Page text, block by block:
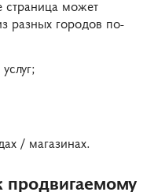
может
разных городов по-
/ магазинах.
продвигаемому